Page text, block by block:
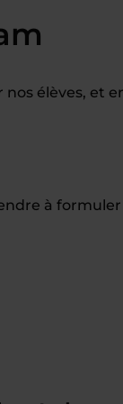
élèves, et
à formuler